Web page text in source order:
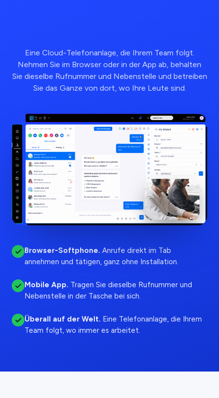
Eine Cloud-Telefonanlage, die Ihrem Team folgt.
Nehmen Sie im Browser oder in der App ab, behalten
Sie dieselbe Rufnummer und Nebenstelle und betreiben
Sie das Ganze von dort, wo Ihre Leute sind.
Browser-Softphone. Anrufe direkt im Tab
annehmen und tätigen, ganz ohne Installation.
Mobile App. Tragen Sie dieselbe Rufnummer und
Nebenstelle in der Tasche bei sich.
Überall auf der Welt. Eine Telefonanlage, die Ihrem
Team folgt, wo immer es arbeitet.